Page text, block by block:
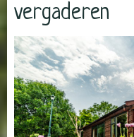
vergaderen